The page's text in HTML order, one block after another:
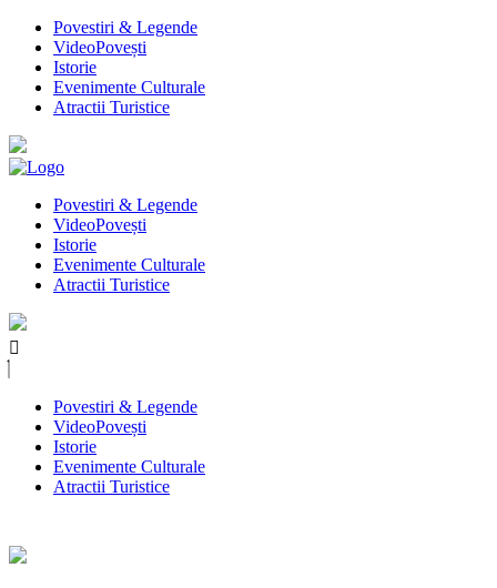
Povestiri & Legende
VideoPovești
Istorie
Evenimente Culturale
Atractii Turistice
Povestiri & Legende
VideoPovești
Istorie
Evenimente Culturale
Atractii Turistice
Povestiri & Legende
VideoPovești
Istorie
Evenimente Culturale
Atractii Turistice